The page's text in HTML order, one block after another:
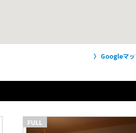
Googleマッ
FULL